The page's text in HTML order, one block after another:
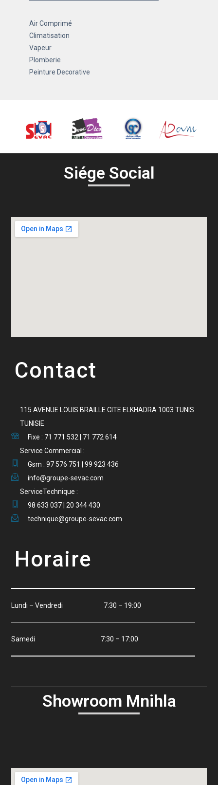
Air Comprimé
Climatisation
Vapeur
Plomberie
Peinture Decorative
Siége Social
Contact
115 AVENUE LOUIS BRAILLE CITE ELKHADRA 1003 TUNIS
TUNISIE
Fixe : 71 771 532 | 71 772 614
Service Commercial :
Gsm : 97 576 751 | 99 923 436
info@groupe-sevac.com
ServiceTechnique :
98 633 037 | 20 344 430
technique@groupe-sevac.com
Horaire
Lundi – Vendredi 7:30 – 19:00
Samedi 7:30 – 17:00
Showroom Mnihla